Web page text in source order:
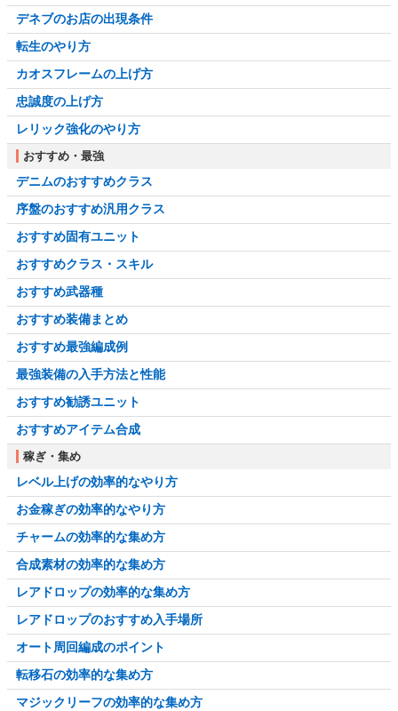
デネブのお店の出現条件
転生のやり方
カオスフレームの上げ方
忠誠度の上げ方
レリック強化のやり方
おすすめ・最強
デニムのおすすめクラス
序盤のおすすめ汎用クラス
おすすめ固有ユニット
おすすめクラス・スキル
おすすめ武器種
おすすめ装備まとめ
おすすめ最強編成例
最強装備の入手方法と性能
おすすめ勧誘ユニット
おすすめアイテム合成
稼ぎ・集め
レベル上げの効率的なやり方
お金稼ぎの効率的なやり方
チャームの効率的な集め方
合成素材の効率的な集め方
レアドロップの効率的な集め方
レアドロップのおすすめ入手場所
オート周回編成のポイント
転移石の効率的な集め方
マジックリーフの効率的な集め方